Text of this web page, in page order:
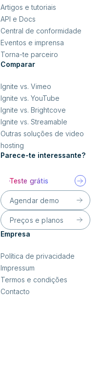
Artigos e tutoriais
API e Docs
Central de conformidade
Eventos e imprensa
Torna-te parceiro
Comparar
Ignite vs. Vimeo
Ignite vs. YouTube
Ignite vs. Brightcove
Ignite vs. Streamable
Outras soluções de video
hosting
Parece-te interessante?
Teste grátis
Agendar demo
Preços e planos
Empresa
Política de privacidade
Impressum
Termos e condições
Contacto